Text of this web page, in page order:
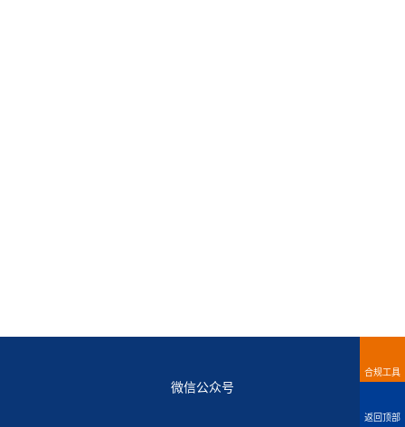
微信公众号
合规工具
返回顶部